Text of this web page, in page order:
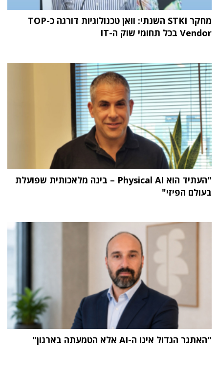
מחקר STKI השנתי: וואן טכנולוגיות דורגה כ-TOP
Vendor בכל תחומי שוק ה-IT
"העתיד הוא Physical AI – בינה מלאכותית שפועלת
בעולם הפיזי"
"האתגר הגדול אינו ה-AI אלא הטמעתה בארגון"